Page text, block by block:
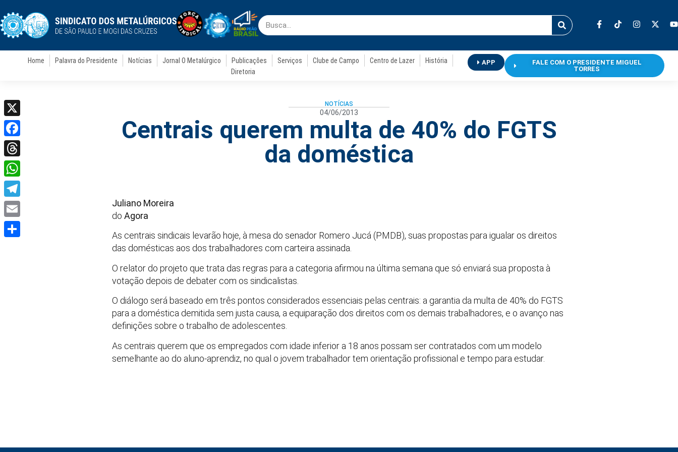
Home Palavra do Presidente Notícias Jornal O Metalúrgico Publicações Serviços Clube de Campo Centro de Lazer
História
Diretoria
APP
FALE COM O PRESIDENTE MIGUEL
TORRES
NOTÍCIAS
04/06/2013
Centrais querem multa de 40% do FGTS
da doméstica
Juliano Moreira
do Agora
As centrais sindicais levarão hoje, à mesa do senador Romero Jucá (PMDB), suas propostas para igualar os direitos
das domésticas aos dos trabalhadores com carteira assinada.
O relator do projeto que trata das regras para a categoria afirmou na última semana que só enviará sua proposta à
votação depois de debater com os sindicalistas.
O diálogo será baseado em três pontos considerados essenciais pelas centrais: a garantia da multa de 40% do FGTS
para a doméstica demitida sem justa causa, a equiparação dos direitos com os demais trabalhadores, e o avanço nas
definições sobre o trabalho de adolescentes.
As centrais querem que os empregados com idade inferior a 18 anos possam ser contratados com um modelo
semelhante ao do aluno-aprendiz, no qual o jovem trabalhador tem orientação profissional e tempo para estudar.
X
Facebook
Threads
WhatsApp
Telegram
Email